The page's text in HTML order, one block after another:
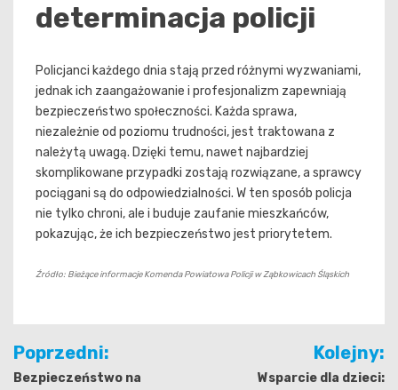
determinacja policji
Policjanci każdego dnia stają przed różnymi wyzwaniami,
jednak ich zaangażowanie i profesjonalizm zapewniają
bezpieczeństwo społeczności. Każda sprawa,
niezależnie od poziomu trudności, jest traktowana z
należytą uwagą. Dzięki temu, nawet najbardziej
skomplikowane przypadki zostają rozwiązane, a sprawcy
pociągani są do odpowiedzialności. W ten sposób policja
nie tylko chroni, ale i buduje zaufanie mieszkańców,
pokazując, że ich bezpieczeństwo jest priorytetem.
Źródło: Bieżące informacje Komenda Powiatowa Policji w Ząbkowicach Śląskich
Nawigacja
wpisu
Poprzedni:
Bezpieczeństwo na
Kolejny:
Wsparcie dla dzieci: